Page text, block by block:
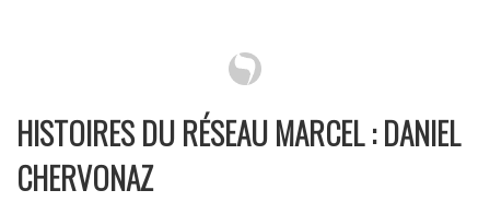
HISTOIRES DU RÉSEAU MARCEL : DANIEL
CHERVONAZ